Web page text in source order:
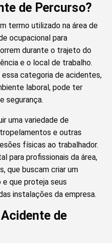
de Percurso?
termo utilizado na área de
ocupacional para
durante o trajeto do
e o local de trabalho.
categoria de acidentes,
laboral, pode ter
segurança.
uma variedade de
e outras
físicas ao trabalhador.
para profissionais da área,
que buscam criar um
que proteja seus
instalações da empresa.
de